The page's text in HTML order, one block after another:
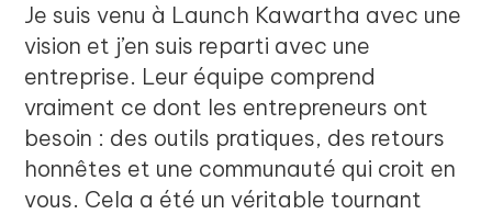
Je suis venu à Launch Kawartha avec une
vision et j’en suis reparti avec une
entreprise. Leur équipe comprend
vraiment ce dont les entrepreneurs ont
besoin : des outils pratiques, des retours
honnêtes et une communauté qui croit en
vous. Cela a été un véritable tournant